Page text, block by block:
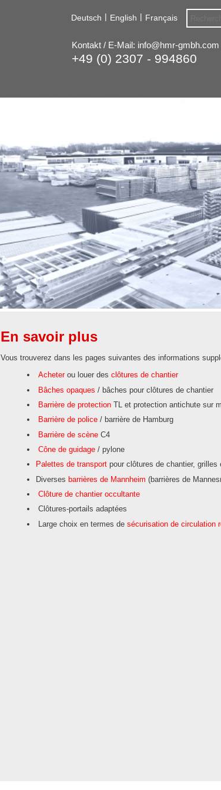
Deutsch | English | Français
Kontakt / E-Mail: info@hmr-gmbh.com
+49 (0) 2307 - 994860
En savoir plus
Vous trouverez dans les pages suivantes des informations
Acheterou louer des clôtures de chantier
Bâches opaques / bâches pour clôtures de chantier
Barrière de protection TL et protection antichute sur
Barrière de police / barrière de Hamburg
Barrière de scène C4
Cône de guidage / pylone
Palettes de transport pour clôtures de chantier,
Diverses barrières de Mannheim (barrières de
Clôture de chantier occultante
Clôtures-portails adaptées
Large choix en termes de sécurisation de circulation